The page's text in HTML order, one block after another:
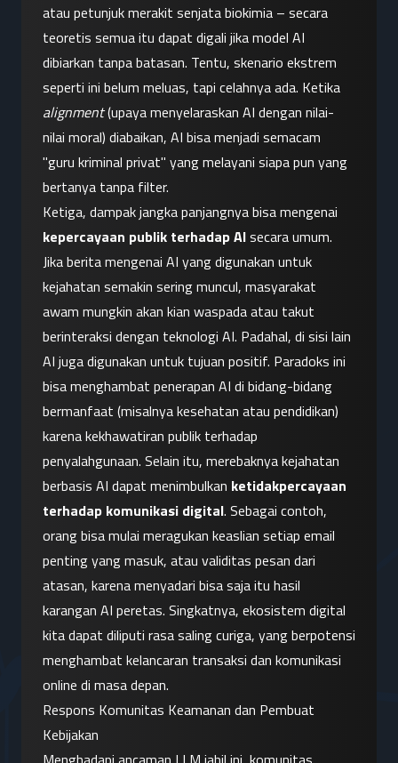
atau petunjuk merakit senjata biokimia – secara
teoretis semua itu dapat digali jika model AI
dibiarkan tanpa batasan. Tentu, skenario ekstrem
alignment (upaya menyelaraskan AI dengan nilai-
nilai moral) diabaikan, AI bisa menjadi semacam
"guru kriminal privat" yang melayani siapa pun yang
bertanya tanpa filter.
kepercayaan publik terhadap AI secara umum.
Jika berita mengenai AI yang digunakan untuk
kejahatan semakin sering muncul, masyarakat
awam mungkin akan kian waspada atau takut
berinteraksi dengan teknologi AI. Padahal, di sisi lain
AI juga digunakan untuk tujuan positif. Paradoks ini
bisa menghambat penerapan AI di bidang-bidang
bermanfaat (misalnya kesehatan atau pendidikan)
karena kekhawatiran publik terhadap
penyalahgunaan. Selain itu, merebaknya kejahatan
berbasis AI dapat menimbulkan ketidakpercayaan
terhadap komunikasi digital. Sebagai contoh,
orang bisa mulai meragukan keaslian setiap email
penting yang masuk, atau validitas pesan dari
atasan, karena menyadari bisa saja itu hasil
karangan AI peretas. Singkatnya, ekosistem digital
kita dapat diliputi rasa saling curiga, yang berpotensi
menghambat kelancaran transaksi dan komunikasi
online di masa depan.
Respons Komunitas Keamanan dan Pembuat
Kebijakan